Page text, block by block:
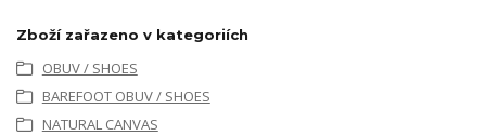
Zboží zařazeno v kategoriích
OBUV / SHOES
BAREFOOT OBUV / SHOES
NATURAL CANVAS